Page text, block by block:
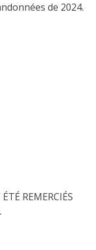
de 2024.
REMERCIÉS